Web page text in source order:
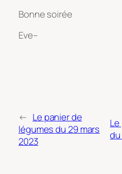
Bonne soirée
Eve–
← Le panier de
légumes du 29 mars
2023
du